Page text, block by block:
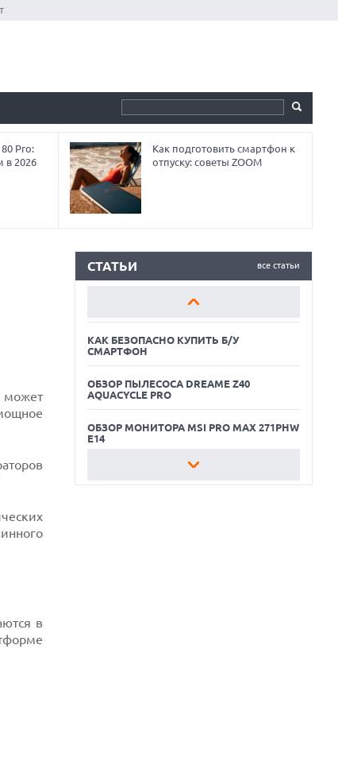
Pro:
в 2026
Как подготовить смартфон к
отпуску: советы ZOOM
может
в
все статьи
СТАТЬИ
КАК БЕЗОПАСНО КУПИТЬ Б/У
ОБЗОР ПЫЛЕСОСА DREAME Z40
AQUACYCLE PRO
ОБЗОР МОНИТОРА MSI PRO MAX 271PHW
КАК БЕЗОПАСНО КУПИТЬ Б/У
СМАРТФОН
ОБЗОР ПЫЛЕСОСА DREAME Z40
AQUACYCLE PRO
ОБЗОР МОНИТОРА MSI PRO MAX 271PHW
E14
КАК БЕЗОПАСНО КУПИТЬ Б/У